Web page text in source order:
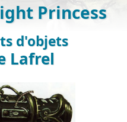
Princess
d'objets
Lafrel